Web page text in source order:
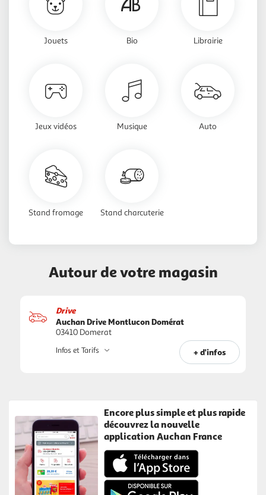
Jouets Bio Librairie
Jeux vidéos Musique Auto
Stand fromage Stand charcuterie
Autour de votre magasin
Drive
Auchan Drive Montlucon Domérat
03410 Domerat
+ d'infos
Infos et Tarifs
Encore plus simple et plus rapide
découvrez la nouvelle
application Auchan France